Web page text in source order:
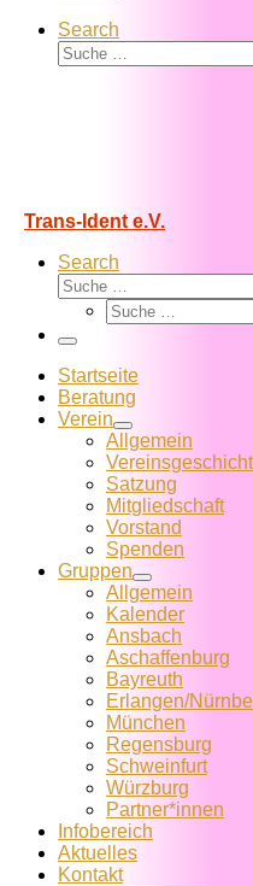
Search
Suche
Trans-Ident e.V.
Search
Suche
Suche
Menü
Startseite
Beratung
Verein
Allgemein
Satzung
Mitglied­schaft
Vorstand
Spenden
Gruppen
Allgemein
Kalender
Ansbach
Aschaffenburg
Bayreuth
Erlangen/
München
Regensburg
Schweinfurt
Würzburg
Partner*innen
Infobereich
Aktuelles
Kontakt